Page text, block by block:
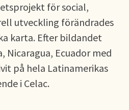
för social,
utveckling förändrades
karta. Efter bildandet
Nicaragua, Ecuador med
på hela Latinamerikas
i Celac.